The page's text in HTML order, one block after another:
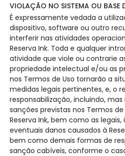
VIOLAÇÃO NO SISTEMA OU BASE
É expressamente vedada a
dispositivo, software ou outro
interferir nas atividades
Reserva Ink. Toda e qualquer
atividade que viole ou contrarie
propriedade intelectual e/ou as
nos Termos de Uso tornarão a
medidas legais pertinentes, e, o
responsabilização, incluindo,
sanções previstas nos Termos
Reserva Ink, bem como as
eventuais danos causados à
bem como demais formas de
sanção cabíveis, conforme o